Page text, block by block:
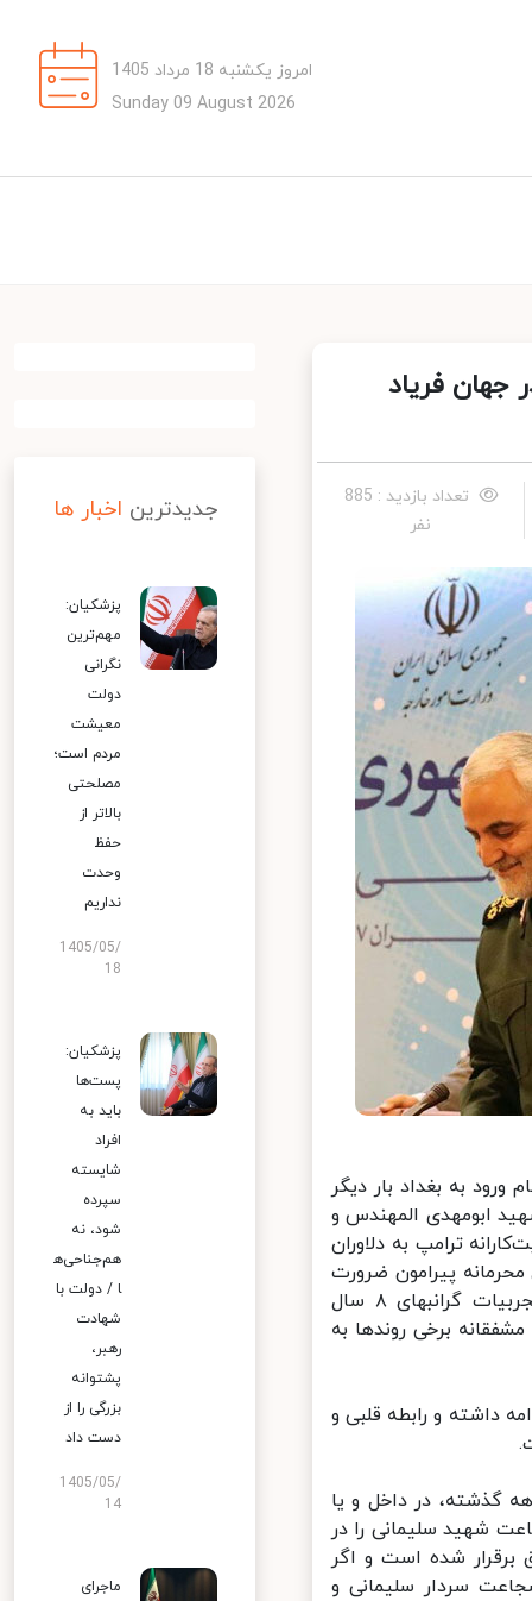
امروز یکشنبه 18 مرداد 1405
Sunday 09 August 2026
فریاد
تعداد بازدید : 885
نفر
به بغداد بار دیگر
ابومهدی المهندس و
ترامپ به دلاوران
پیرامون ضرورت
هم‌افزایی دیپلماسی و میدان ـ به منظور استفاده دولتمردان بعدی از تجربیات گرانبهای ۸ سال
برخی روندها به
داشته و رابطه قلبی و
گذشته، در داخل و یا
شهید سلیمانی را در
شده است و اگر
سردار سلیمانی و
جدیدترین اخبار ها
پزشکیان:
مهم‌ترین
نگرانی
دولت
معیشت
مردم است؛
مصلحتی
بالاتر از
حفظ
وحدت
نداریم
1405/05/
18
پزشکیان:
پست‌ها
باید به
افراد
شایسته
سپرده
شود، نه
هم‌جناحی‌ه
ا / دولت با
شهادت
رهبر،
پشتوانه
بزرگی را از
دست داد
1405/05/
14
ماجرای